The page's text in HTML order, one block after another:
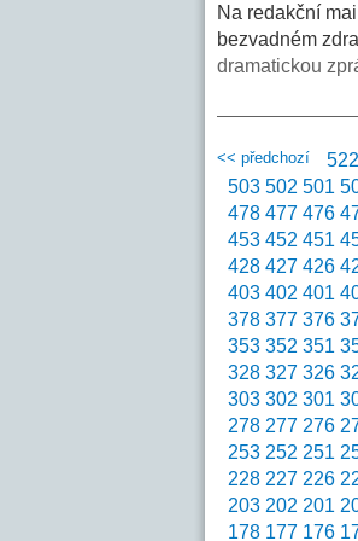
Na redakční
bezvadném
dramatickou
<< předchozí 522
503 502 501
478 477 476
453 452 451
428 427 426
403 402 401
378 377 376
353 352 351
328 327 326
303 302 301
278 277 276
253 252 251
228 227 226
203 202 201
178 177 176